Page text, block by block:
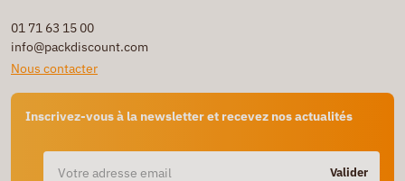
01 71 63 15 00
info@packdiscount.com
Nous contacter
Inscrivez-vous à la newsletter et recevez nos actualités
Valider